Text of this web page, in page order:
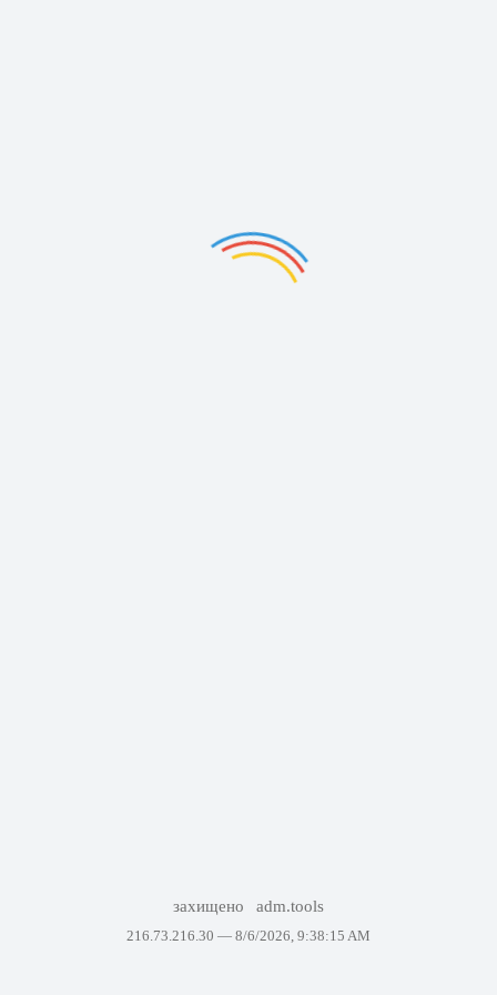
захищено adm.tools
216.73.216.30 — 8/6/2026, 9:38:15 AM